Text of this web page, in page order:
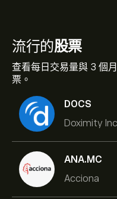
流行的股票
查看每日交易量與 3 個
票。
DOCS
Doximity
ANA.MC
Acciona